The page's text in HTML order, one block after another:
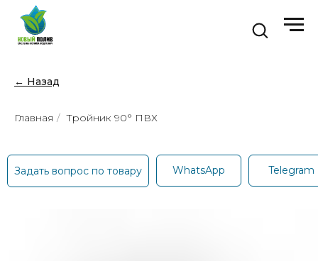
← Назад
Главная / Тройник 90° ПВХ
Задать вопрос по товару WhatsApp Telegram